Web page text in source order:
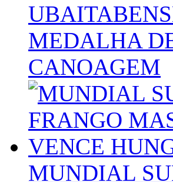
MEDALHA
CANOAGEM
MUNDIAL